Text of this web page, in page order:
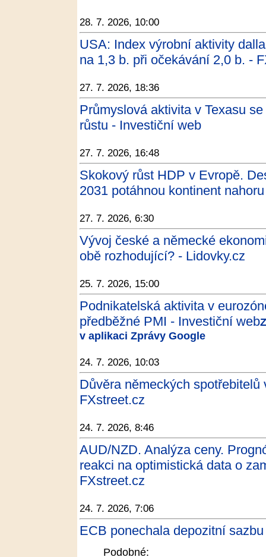
28. 7. 2026, 10:00
USA: Index výrobní aktivity
na 1,3 b. při očekávání 2,0 b. -
27. 7. 2026, 18:36
Průmyslová aktivita v Texasu
růstu - Investiční web
27. 7. 2026, 16:48
Skokový růst HDP v Evropě.
2031 potáhnou kontinent
27. 7. 2026, 6:30
Vývoj české a německé
obě rozhodující? - Lidovky.cz
25. 7. 2026, 15:00
Podnikatelská aktivita v
předběžné PMI - Investiční web
v aplikaci Zprávy Google
24. 7. 2026, 10:03
Důvěra německých
FXstreet.cz
24. 7. 2026, 8:46
AUD/NZD. Analýza ceny.
reakci na optimistická data o
FXstreet.cz
24. 7. 2026, 7:06
ECB ponechala depozitní
Podobné: